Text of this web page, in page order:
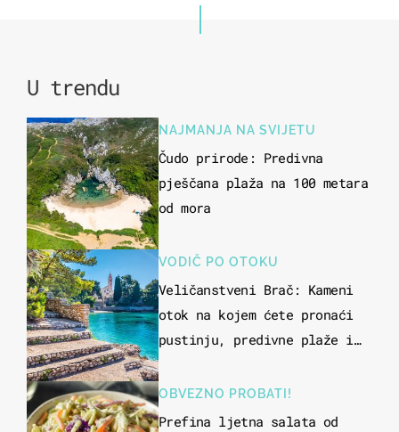
U trendu
NAJMANJA NA SVIJETU
Čudo prirode: Predivna
pješčana plaža na 100 metara
od mora
VODIČ PO OTOKU
Veličanstveni Brač: Kameni
otok na kojem ćete pronaći
pustinju, predivne plaže i
OBVEZNO PROBATI!
Prefina ljetna salata od